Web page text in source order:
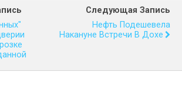
Следующая Запись
Нефть Подешевела
Накануне Встречи В Дохе